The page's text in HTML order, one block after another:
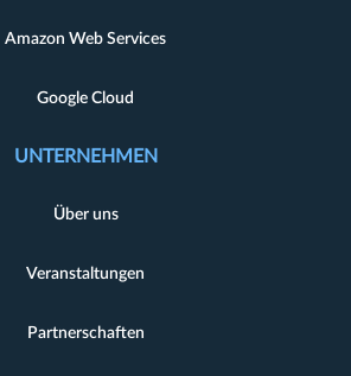
Amazon Web Services
Google Cloud
UNTERNEHMEN
Über uns
Veranstaltungen
Partnerschaften